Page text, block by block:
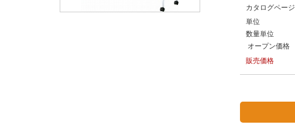
カタログページ
単位
数量単位
オープン価格
販売価格